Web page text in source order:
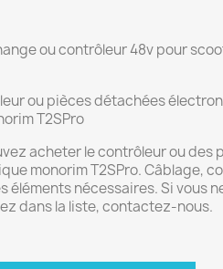
ou contrôleur 48v pour
ou pièces détachées
T2SPro
acheter le contrôleur ou des
monorim T2SPro. Câblage,
éléments nécessaires. Si vous
dans la liste, contactez-nous.